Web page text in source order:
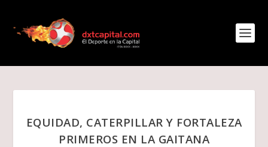
EQUIDAD, CATERPILLAR Y FORTALEZA
PRIMEROS EN LA GAITANA